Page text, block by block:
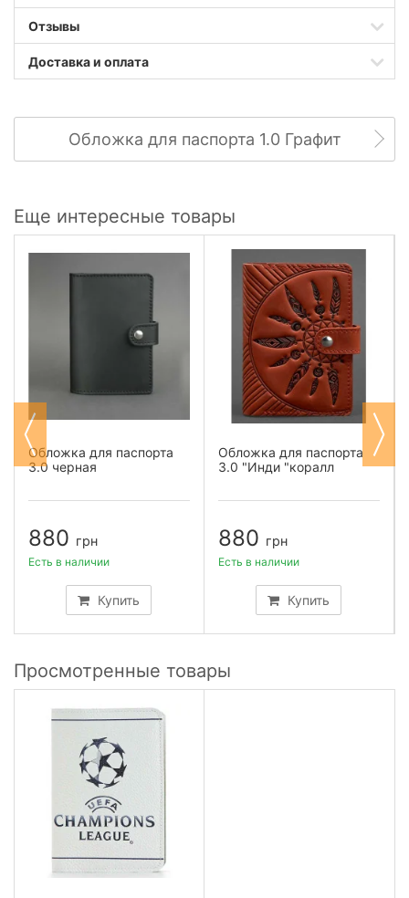
Отзывы
Доставка и оплата
Обложка для паспорта 1.0 Графит
Еще интересные товары
Обложка для паспорта
3.0 черная
880 грн
Купить
Есть в наличии
Обложка для паспорта
3.0 "Инди "коралл
880 грн
Купить
Есть в наличии
Просмотренные товары